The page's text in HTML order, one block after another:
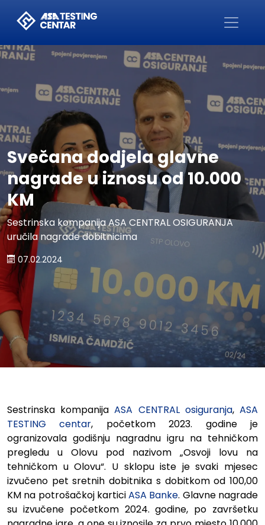
Početna
Svečana dodjela glavne
nagrade u iznosu od 10.000
KM
Sestrinska kompanija ASA CENTRAL OSIGURANJA
uručila nagrade dobitnicima
07.02.2024
Sestrinska kompanija ASA CENTRAL osiguranja, ASA
TESTING centar,
početkom 2023. godine je
ogranizovala godišnju nagradnu igru na tehničkom
pregledu u Olovu pod nazivom „Osvoji lovu na
tehničkom u Olovu“. U sklopu iste je svaki mjesec
izvučeno pet sretnih dobitnika s dobitkom od 100,00
KM na potrošačkoj karticiASA Banke. Glavne nagrade
su izvučene početkom 2024. godine, po završetku